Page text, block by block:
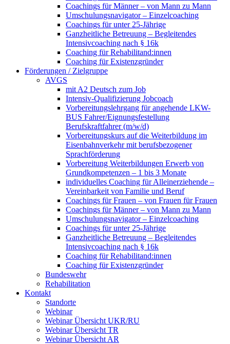
Coachings für Männer – von Mann zu Mann
Umschulungsnavigator – Einzelcoaching
Coachings für unter 25-Jährige
Ganzheitliche Betreuung – Begleitendes
Intensivcoaching nach § 16k
Coaching für Rehabilitand:innen
Coaching für Existenzgründer
Förderungen / Zielgruppe
AVGS
mit A2 Deutsch zum Job
Intensiv-Qualifizierung Jobcoach
Vorbereitungslehrgang für angehende LKW-
BUS Fahrer/Eignungsfestellung
Berufskraftfahrer (m/w/d)
Vorbereitungskurs auf die Weiterbildung im
Eisenbahnverkehr mit berufsbezogener
Sprachförderung
Vorbereitung Weiterbildungen Erwerb von
Grundkompetenzen – 1 bis 3 Monate
individuelles Coaching für Alleinerziehende –
Vereinbarkeit von Familie und Beruf
Coachings für Frauen – von Frauen für Frauen
Coachings für Männer – von Mann zu Mann
Umschulungsnavigator – Einzelcoaching
Coachings für unter 25-Jährige
Ganzheitliche Betreuung – Begleitendes
Intensivcoaching nach § 16k
Coaching für Rehabilitand:innen
Coaching für Existenzgründer
Bundeswehr
Rehabilitation
Kontakt
Standorte
Webinar
Webinar Übersicht UKR/RU
Webinar Übersicht TR
Webinar Übersicht AR